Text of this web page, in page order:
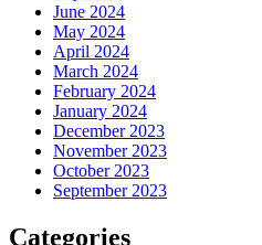
June 2024
May 2024
April 2024
March 2024
February 2024
January 2024
December 2023
November 2023
October 2023
September 2023
Categories